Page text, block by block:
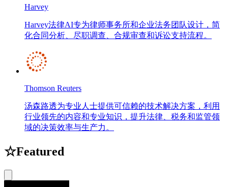
Harvey
Harvey法律AI专为律师事务所和企业法务团队设计，简
化合同分析、尽职调查、合规审查和诉讼支持流程。
Thomson Reuters
汤森路透为专业人士提供可信赖的技术解决方案，利用
行业领先的内容和专业知识，提升法律、税务和监管领
域的决策效率与生产力。
☆Featured